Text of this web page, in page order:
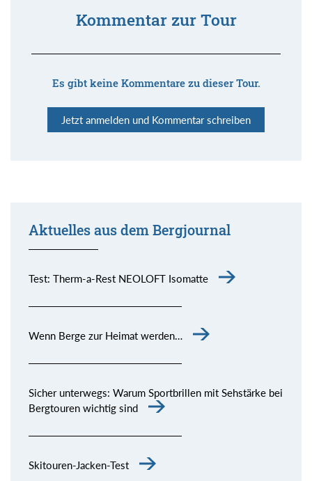
Kommentar zur Tour
Es gibt keine Kommentare zu dieser Tour.
Jetzt anmelden und Kommentar schreiben
Aktuelles aus dem Bergjournal
Test: Therm-a-Rest NEOLOFT Isomatte
Wenn Berge zur Heimat werden…
Sicher unterwegs: Warum Sportbrillen mit Sehstärke bei
Bergtouren wichtig sind
Skitouren-Jacken-Test